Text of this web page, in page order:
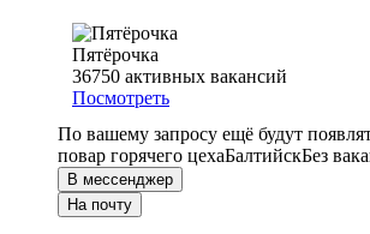
Пятёрочка
36750 активных вакансий
Посмотреть
По вашему запросу ещё будут
повар горячего цехаБалтийскБез
В мессенджер
На почту